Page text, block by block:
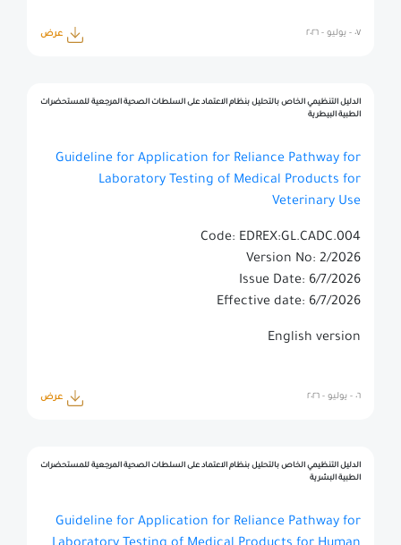
٠٧ - يوليو - ٢٠٢٦ عرض
الدليل التنظيمي الخاص بالتحليل بنظام الاعتماد على السلطات الصحية المرجعية للمستحضرات
الطبية البيطرية
Guideline for Application for Reliance Pathway for
Laboratory Testing of Medical Products for
Veterinary Use
Code: EDREX:GL.CADC.004
Version No: 2/2026
Issue Date: 6/7/2026
Effective date: 6/7/2026
English version
٠٦ - يوليو - ٢٠٢٦ عرض
الدليل التنظيمي الخاص بالتحليل بنظام الاعتماد على السلطات الصحية المرجعية للمستحضرات
الطبية البشرية
Guideline for Application for Reliance Pathway for